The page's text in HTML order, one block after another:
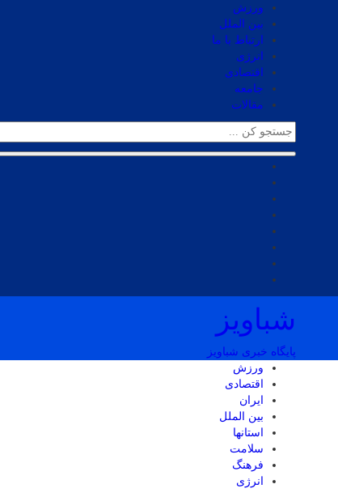
ورزش
بین الملل
ارتباط با ما
انرژی
اقتصادی
جامعه
مقالات
شباویز
پایگاه خبری شباویز
ورزش
اقتصادی
ایران
بین الملل
استانها
سلامت
فرهنگ
انرژی